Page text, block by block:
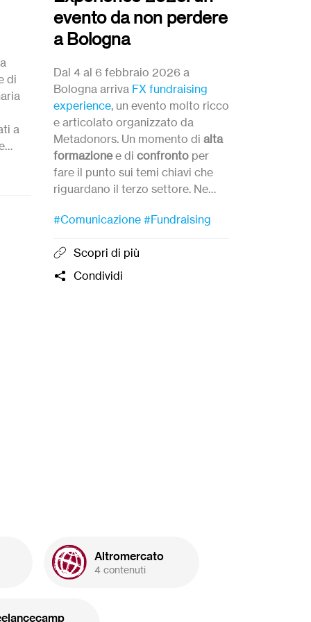
di
a
evento da non perdere
a Bologna
Dal 4 al 6 febbraio 2026 a
Bologna arriva FX fundraising
experience, un evento molto ricco
e articolato organizzato da
Metadonors. Un momento di alta
formazionee di confronto per
fare il punto sui temi chiavi che
riguardano il terzo settore. Ne
Impact Partnership Developer per
#Comunicazione #Fundraising
Scopri di più
Condividi
Altromercato
4 contenuti